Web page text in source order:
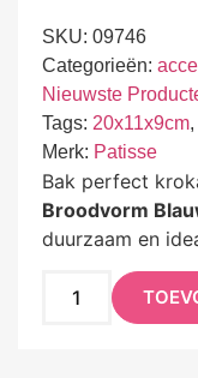
SKU: 09746
Categorieën:
Nieuwste
Tags: 20x11x9cm,
Merk: Patisse
Bak perfect
Broodvorm
duurzaam en